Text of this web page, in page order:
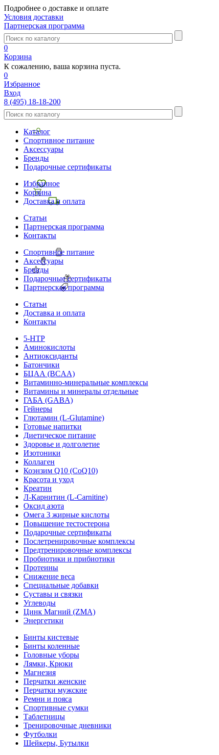
Подробнее о доставке и оплате
Условия доставки
Партнерская программа
0
Корзина
К сожалению, ваша корзина пуста.
0
Избранное
Вход
8 (495) 18-18-200
Каталог
Спортивное питание
Аксессуары
Бренды
Подарочные сертификаты
Избранное
Корзина
Доставка и оплата
Статьи
Партнерская программа
Контакты
Спортивное питание
Аксессуары
Бренды
Подарочные сертификаты
Партнерская программа
Статьи
Доставка и оплата
Контакты
5-HTP
Аминокислоты
Антиоксиданты
Батончики
БЦАА (BCAA)
Витаминно-минеральные комплексы
Витамины и минералы отдельные
ГАБА (GABA)
Гейнеры
Глютамин (L-Glutamine)
Готовые напитки
Диетическое питание
Здоровье и долголетие
Изотоники
Коллаген
Коэнзим Q10 (CoQ10)
Красота и уход
Креатин
Л-Карнитин (L-Сarnitine)
Оксид азота
Омега 3 жирные кислоты
Повышение тестостерона
Подарочные сертификаты
Послетренировочные комплексы
Предтренировочные комплексы
Пробиотики и прибиотики
Протеины
Снижение веса
Специальные добавки
Суставы и связки
Углеводы
Цинк Магний (ZMA)
Энергетики
Бинты кистевые
Бинты коленные
Головные уборы
Лямки, Крюки
Магнезия
Перчатки женские
Перчатки мужские
Ремни и пояса
Спортивные сумки
Таблетницы
Тренировочные дневники
Футболки
Шейкеры, Бутылки